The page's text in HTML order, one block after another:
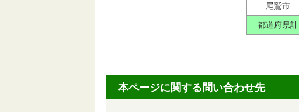
尾鷲市
都道府県計
本ページに関する問い合わせ先